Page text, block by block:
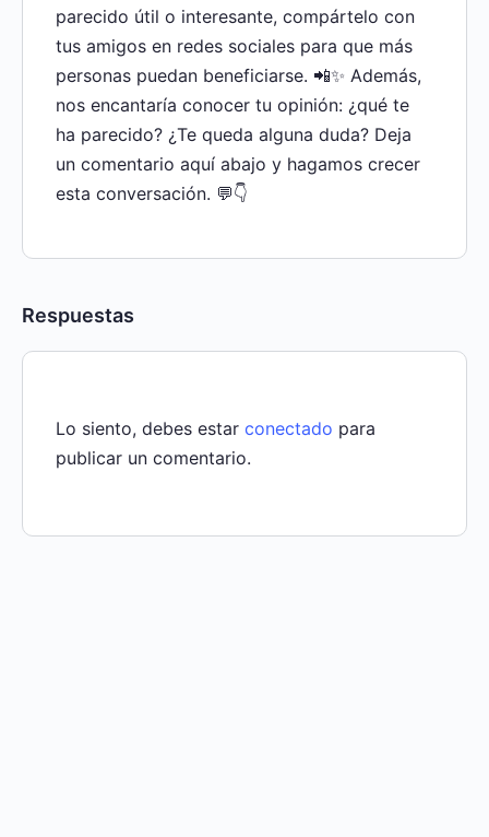
parecido útil o interesante, compártelo con
tus amigos en redes sociales para que más
personas puedan beneficiarse. 📲✨ Además,
nos encantaría conocer tu opinión: ¿qué te
ha parecido? ¿Te queda alguna duda? Deja
un comentario aquí abajo y hagamos crecer
esta conversación. 💬👇
Respuestas
Lo siento, debes estar conectado para
publicar un comentario.